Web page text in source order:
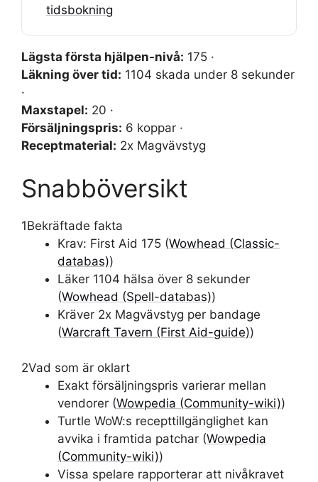
tidsbokning
Lägsta första hjälpen-nivå: 175 ·
Läkning över tid: 1104 skada under 8 sekunder
·
Maxstapel: 20 ·
Försäljningspris: 6 koppar ·
Receptmaterial: 2x Magvävstyg
Snabböversikt
1Bekräftade fakta
Krav: First Aid 175 (Wowhead (Classic-
databas))
Läker 1104 hälsa över 8 sekunder
(Wowhead (Spell-databas))
Kräver 2x Magvävstyg per bandage
(Warcraft Tavern (First Aid-guide))
2Vad som är oklart
Exakt försäljningspris varierar mellan
vendorer (Wowpedia (Community-wiki))
Turtle WoW:s recepttillgänglighet kan
avvika i framtida patchar (Wowpedia
(Community-wiki))
Vissa spelare rapporterar att nivåkravet